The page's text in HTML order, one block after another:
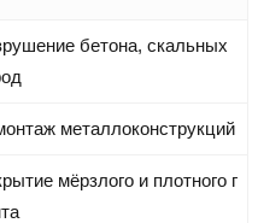
бетона, скальных
металлоконструкций
мёрзлого и плотного г